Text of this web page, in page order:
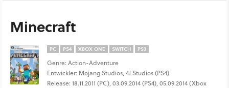
Minecraft
PC PS4 XBOX ONE SWITCH PS3
Genre: Action-Adventure
Entwickler: Mojang Studios, 4J Studios (PS4)
Release: 18.11.2011 (PC), 03.09.2014 (PS4), 05.09.2014 (Xbox